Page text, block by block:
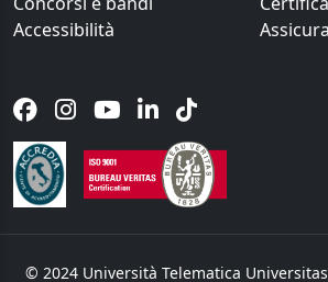
Accessibilità
© 2024 Università Telematica